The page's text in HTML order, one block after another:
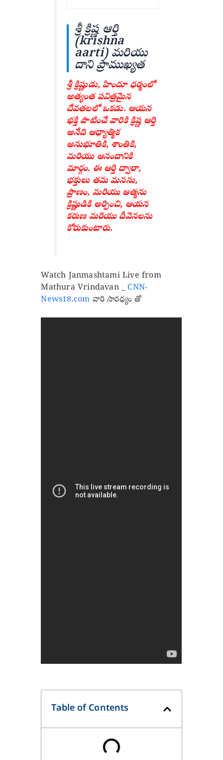
శ్రీ క్రిష్ణ ఆర్తి
(krishna
aarti) మరియు
దాని ప్రాముఖ్యత
శ్రీ క్రిష్ణుడు, హిందూ ధర్మంలో
అత్యంత పవిత్రమైన
దేవతలలో ఒకడు. ఆయన
భక్తి పాటించే వారికి క్రిష్ణ ఆర్తి
అనేది ఆధ్యాత్మిక
అనుభూతికి, శాంతికి,
మరియు ఆనందానికి
మార్గం. ఈ ఆర్తి ద్వారా,
భక్తులు తమ మనసు,
ప్రాణం, మరియు ఆత్మను
క్రిష్ణుడికి అర్పించి, ఆయన
కరుణ మరియు దీవెనలను
కోరుకుంటారు.
Watch Janmashtami Live from
Mathura Vrindavan _ CNN-
News18.com వారి సారధ్యం తో
Table of Contents